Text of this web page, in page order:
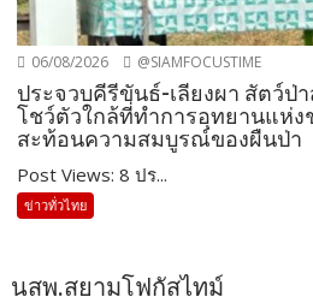
06/08/2026 @SIAMFOCUSTIME
ประจวบคีรีขันธ์-เลียงผา สัตว์ป่
โชว์ตัวใกล้ที่ทำการอุทยานแห่ง
สะท้อนความสมบูรณ์ของผืนป่า
Post Views: 8 ปร...
ข่าวทั่วไทย
นสพ.สยามโฟกัสไทม์